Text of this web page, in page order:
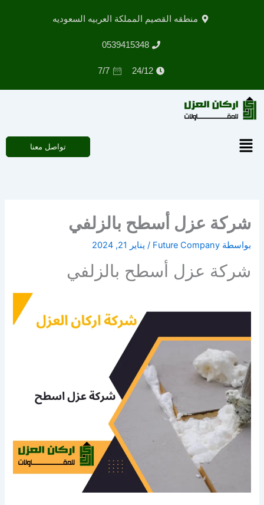
منطقه القصيم المملكة العربيه السعوديه
0539415348
24/12
7/7
القائمة تواصل معنا
شركة عزل أسطح بالزلفي
بواسطة Future Company
/ يناير 21, 2024
شركة عزل أسطح بالزلفي